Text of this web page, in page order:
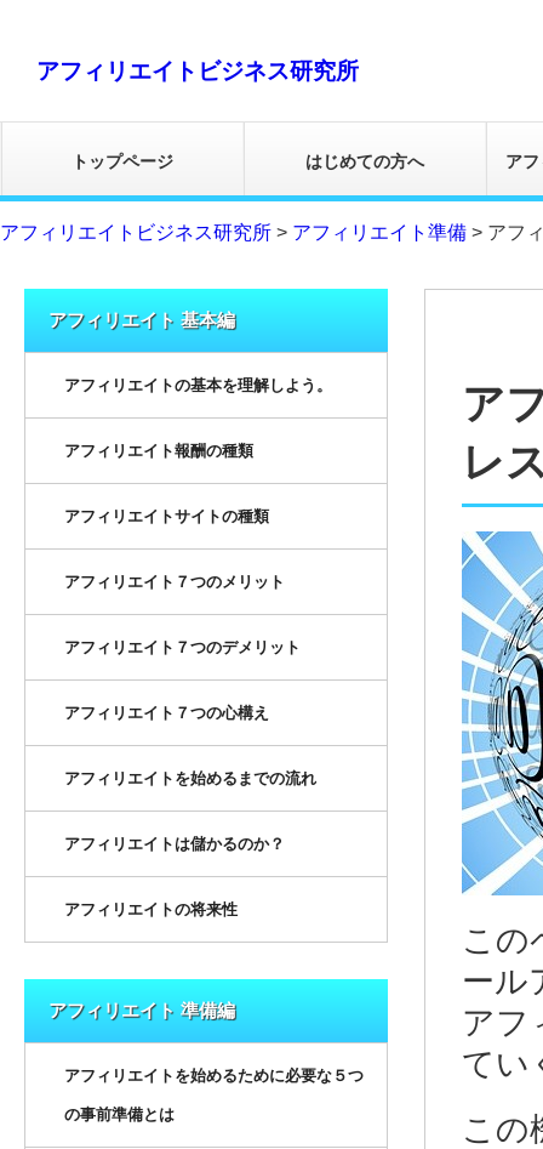
アフィリエイトビジネス研究所
トップページ はじめての方へ ア
アフィリエイトビジネス研究所 > アフィリエイト準備 > アフ
ア
レ
この
ール
アフ
てい
この
アフィリエイト 基本編
アフィリエイトの基本を理解しよう。
アフィリエイト報酬の種類
アフィリエイトサイトの種類
アフィリエイト７つのメリット
アフィリエイト７つのデメリット
アフィリエイト７つの心構え
アフィリエイトを始めるまでの流れ
アフィリエイトは儲かるのか？
アフィリエイトの将来性
アフィリエイト 準備編
アフィリエイトを始めるために必要な５つ
の事前準備とは